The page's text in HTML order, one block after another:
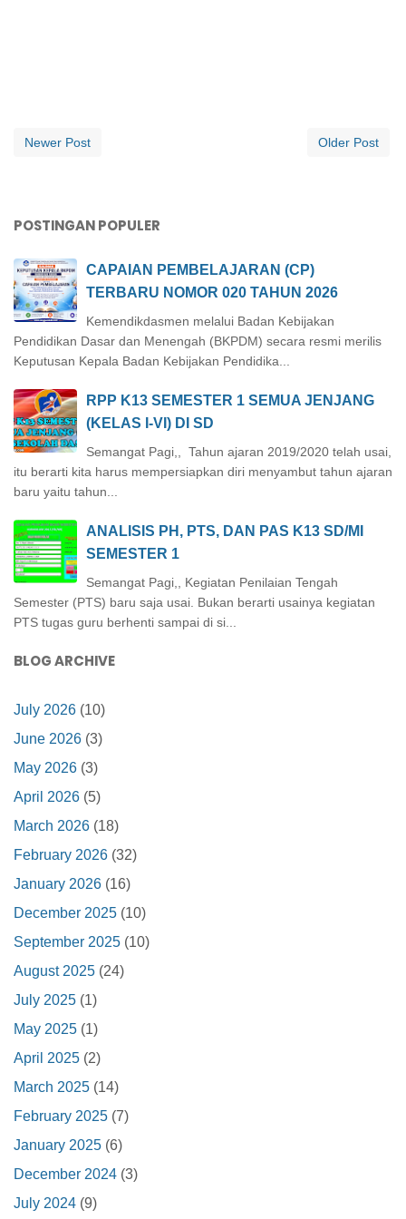
Newer Post Older Post
POSTINGAN POPULER
CAPAIAN PEMBELAJARAN (CP)
TERBARU NOMOR 020 TAHUN 2026
Kemendikdasmen melalui Badan Kebijakan
Pendidikan Dasar dan Menengah (BKPDM) secara resmi merilis
Keputusan Kepala Badan Kebijakan Pendidika...
RPP K13 SEMESTER 1 SEMUA JENJANG
(KELAS I-VI) DI SD
Semangat Pagi,, Tahun ajaran 2019/2020 telah usai,
itu berarti kita harus mempersiapkan diri menyambut tahun ajaran
baru yaitu tahun...
ANALISIS PH, PTS, DAN PAS K13 SD/MI
SEMESTER 1
Semangat Pagi,, Kegiatan Penilaian Tengah
Semester (PTS) baru saja usai. Bukan berarti usainya kegiatan
PTS tugas guru berhenti sampai di si...
BLOG ARCHIVE
July 2026 (10)
June 2026 (3)
May 2026 (3)
April 2026 (5)
March 2026 (18)
February 2026 (32)
January 2026 (16)
December 2025 (10)
September 2025 (10)
August 2025 (24)
July 2025 (1)
May 2025 (1)
April 2025 (2)
March 2025 (14)
February 2025 (7)
January 2025 (6)
December 2024 (3)
July 2024 (9)